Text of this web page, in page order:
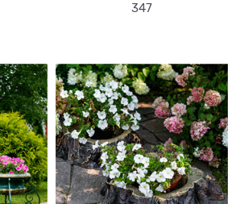
347